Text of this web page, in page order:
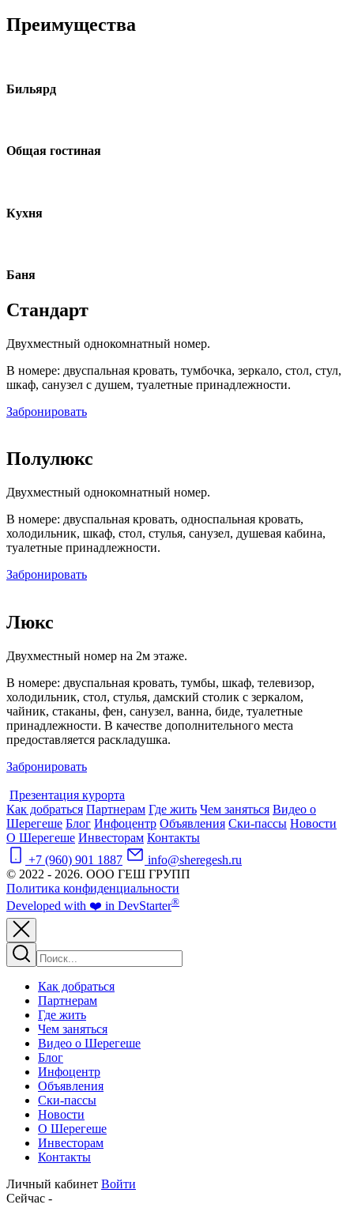
Преимущества
Бильярд
Общая гостиная
Кухня
Баня
Стандарт
Двухместный однокомнатный номер.
В номере: двуспальная кровать, тумбочка, зеркало, стол, стул,
шкаф, санузел с душем, туалетные принадлежности.
Забронировать
Полулюкс
Двухместный однокомнатный номер.
В номере: двуспальная кровать, односпальная кровать,
холодильник, шкаф, стол, стулья, санузел, душевая кабина,
туалетные принадлежности.
Забронировать
Люкс
Двухместный номер на 2м этаже.
В номере: двуспальная кровать, тумбы, шкаф, телевизор,
холодильник, стол, стулья, дамский столик с зеркалом,
чайник, стаканы, фен, санузел, ванна, биде, туалетные
принадлежности. В качестве дополнительного места
предоставляется раскладушка.
Забронировать
Презентация курорта
Как добраться Партнерам Где жить Чем заняться Видео о
Шерегеше Блог Инфоцентр Объявления Ски-пассы Новости
О Шерегеше Инвесторам Контакты
+7 (960) 901 1887
info@sheregesh.ru
© 2022 - 2026. ООО ГЕШ ГРУПП
Политика конфиденциальности
Developed with ❤️ in DevStarter®
Как добраться
Партнерам
Где жить
Чем заняться
Видео о Шерегеше
Блог
Инфоцентр
Объявления
Ски-пассы
Новости
О Шерегеше
Инвесторам
Контакты
Личный кабинет Войти
Сейчас -